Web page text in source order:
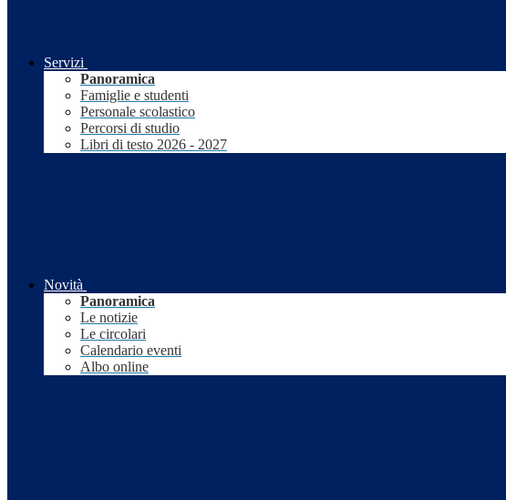
Servizi
Panoramica
Famiglie e studenti
Personale scolastico
Percorsi di studio
Libri di testo 2026 - 2027
Novità
Panoramica
Le notizie
Le circolari
Calendario eventi
Albo online